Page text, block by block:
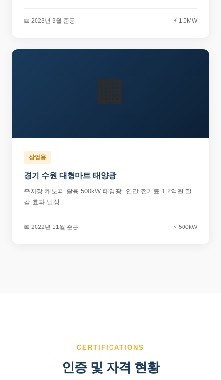
📅 2023년 3월 준공 ⚡ 1.0MW
🏢
상업용
경기 수원 대형마트 태양광
주차장 캐노피 활용 500kW 태양광. 연간 전기료 1.2억원 절
감 효과 달성.
📅 2022년 11월 준공 ⚡ 500kW
CERTIFICATIONS
인증 및 자격 현황